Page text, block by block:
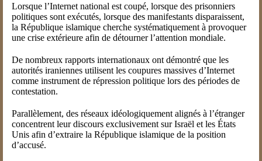
Lorsque l’Internet national est coupé, lorsque des prisonniers
politiques sont exécutés, lorsque des manifestants disparaissent,
la République islamique cherche systématiquement à provoquer
une crise extérieure afin de détourner l’attention mondiale.
De nombreux rapports internationaux ont démontré que les
autorités iraniennes utilisent les coupures massives d’Internet
comme instrument de répression politique lors des périodes de
contestation.
Parallèlement, des réseaux idéologiquement alignés à l’étranger
concentrent leur discours exclusivement sur Israël et les États
Unis afin d’extraire la République islamique de la position
d’accusé.